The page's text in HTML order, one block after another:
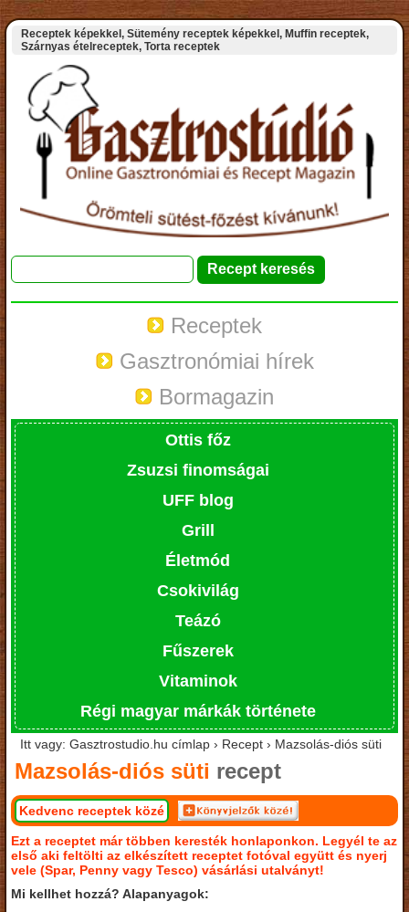
Receptek képekkel, Sütemény receptek képekkel, Muffin receptek,
Szárnyas ételreceptek, Torta receptek
Receptek
Gasztronómiai hírek
Bormagazin
Ottis főz
Zsuzsi finomságai
UFF blog
Grill
Életmód
Csokivilág
Teázó
Fűszerek
Vitaminok
Régi magyar márkák története
Itt vagy: Gasztrostudio.hu címlap › Recept › Mazsolás-diós süti
Mazsolás-diós süti recept
Kedvenc receptek közé
Ezt a receptet már többen keresték honlaponkon. Legyél te az
első aki feltölti az elkészített receptet fotóval együtt és nyerj
vele (Spar, Penny vagy Tesco) vásárlási utalványt!
Mi kellhet hozzá? Alapanyagok: